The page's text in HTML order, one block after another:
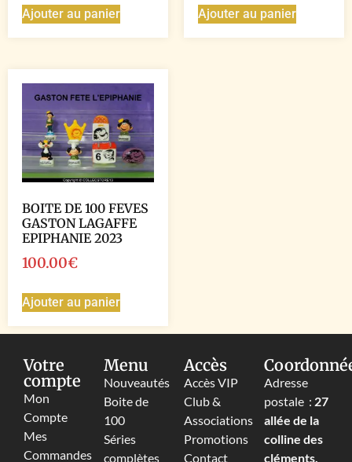
Ajouter au panier Ajouter au panier
BOITE DE 100 FEVES
GASTON LAGAFFE
EPIPHANIE 2023
100.00€
Ajouter au panier
Votre
compte
Mon
Compte
Mes
Commandes
Menu
Nouveautés
Boite de
100
Séries
complètes
Accès
Accès VIP
Club &
Associations
Promotions
Contact
Adresse
postale : 27
allée de la
colline des
cléments,